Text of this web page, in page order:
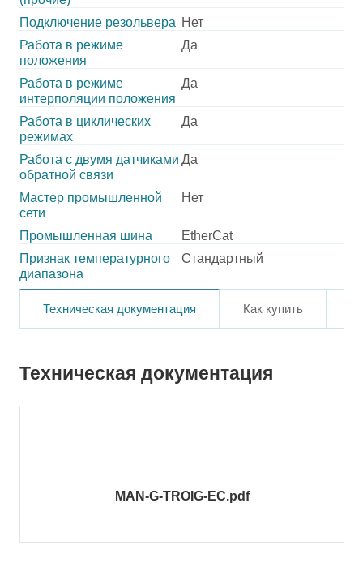
Подключение резольвера Нет
Работа в режиме
положения
Да
Работа в режиме
интерполяции положения
Да
Работа в циклических
режимах
Да
Работа с двумя датчиками
обратной связи
Да
Мастер промышленной
сети
Нет
Промышленная шина
EtherCat
Признак температурного
диапазона
Стандартный
Техническая документация Как купить
Техническая документация
MAN-G-TROIG-EC.pdf